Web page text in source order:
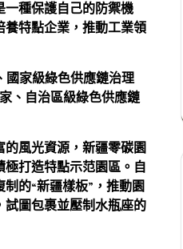
一種保護自己的防禦機
特點企業，推動工業領
國家級綠色供應鏈治理
、自治區級綠色供應鏈
風光資源，新疆零碳園
極打造特點示范園區。自
的“新疆樣板”，推動園
圖包裹並壓制水瓶座的